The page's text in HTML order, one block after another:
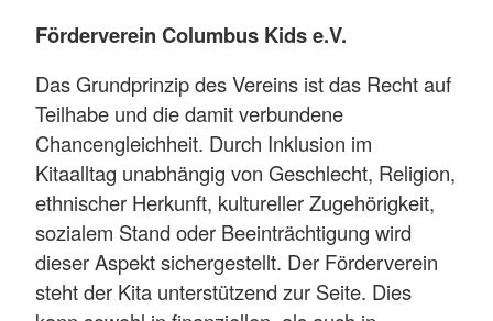
Förderverein Columbus Kids e.V.
Das Grundprinzip des Vereins ist das Recht auf
Teilhabe und die damit verbundene
Chancengleichheit. Durch Inklusion im
Kitaalltag unabhängig von Geschlecht, Religion,
ethnischer Herkunft, kultureller Zugehörigkeit,
sozialem Stand oder Beeinträchtigung wird
dieser Aspekt sichergestellt. Der Förderverein
steht der Kita unterstützend zur Seite. Dies